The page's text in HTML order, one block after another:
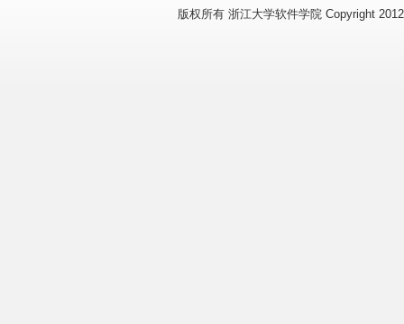
版权所有 浙江大学软件学院 Copyright